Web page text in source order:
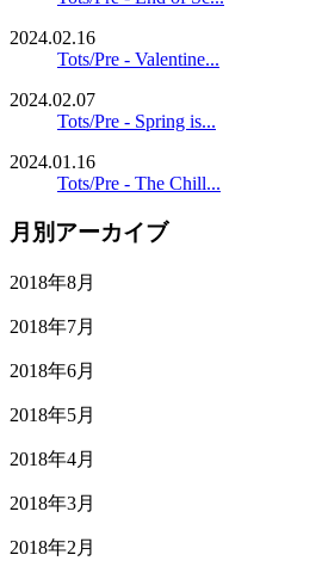
2024.02.16
Tots/Pre - Valentine...
2024.02.07
Tots/Pre - Spring is...
2024.01.16
Tots/Pre - The Chill...
月別アーカイブ
2018年8月
2018年7月
2018年6月
2018年5月
2018年4月
2018年3月
2018年2月